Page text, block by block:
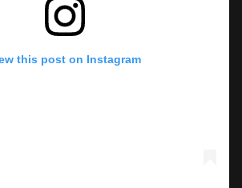
this post on Instagram